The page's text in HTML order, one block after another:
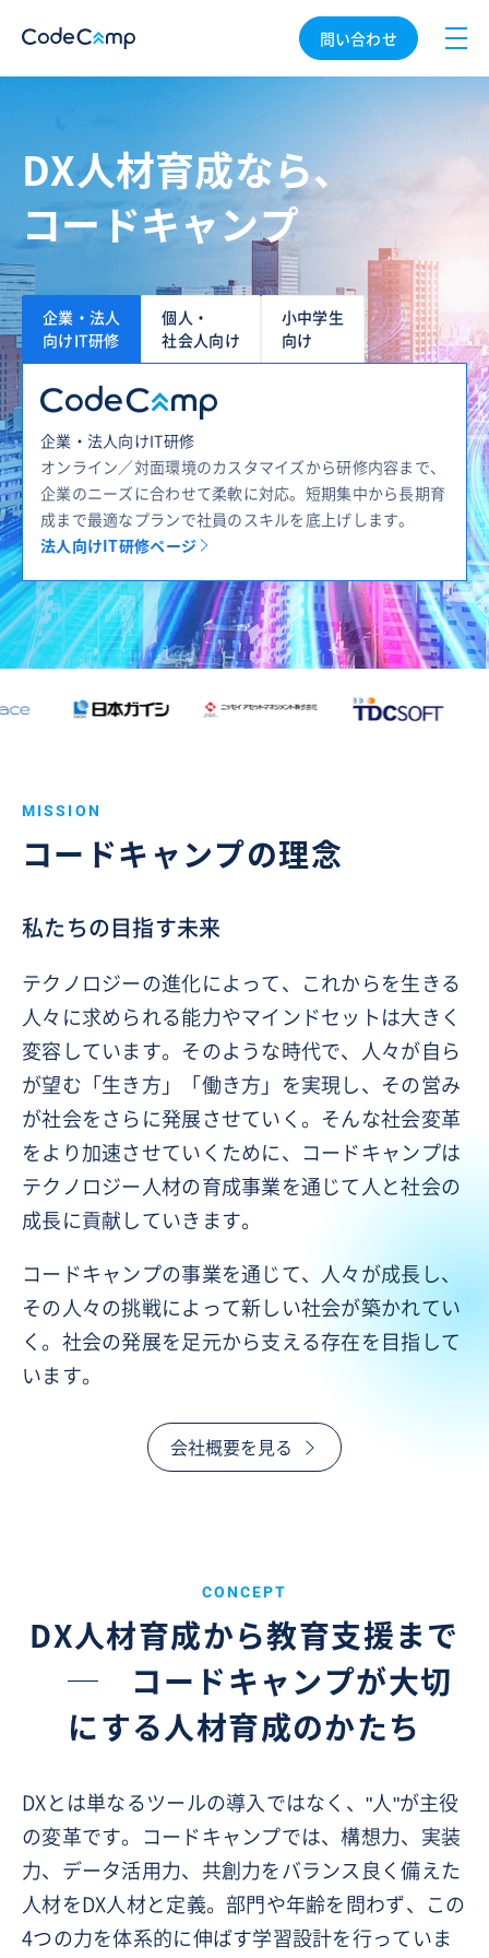
問い合わせ
DX人材育成なら、
コードキャンプ
企業・法人
向けIT研修
個人・
社会人向け
小中学生
向け
企業・法人向けIT研修
オンライン／対面環境のカスタマイズから研修内容まで、
企業のニーズに合わせて柔軟に対応。短期集中から長期育
成まで最適なプランで社員のスキルを底上げします。
法人向けIT研修ページ
MISSION
コードキャンプの理念
私たちの目指す未来
テクノロジーの進化によって、これからを生きる
人々に求められる能力やマインドセットは大きく
変容しています。そのような時代で、人々が自ら
が望む「生き方」「働き方」を実現し、その営み
が社会をさらに発展させていく。そんな社会変革
をより加速させていくために、コードキャンプは
テクノロジー人材の育成事業を通じて人と社会の
成長に貢献していきます。
コードキャンプの事業を通じて、人々が成長し、
その人々の挑戦によって新しい社会が築かれてい
く。社会の発展を足元から支える存在を目指して
います。
会社概要を見る
CONCEPT
DX人材育成から教育支援まで
─ コードキャンプが大切
にする人材育成のかたち
DXとは単なるツールの導入ではなく、"人"が主役
の変革です。コードキャンプでは、構想力、実装
力、データ活用力、共創力をバランス良く備えた
人材をDX人材と定義。部門や年齢を問わず、この
4つの力を体系的に伸ばす学習設計を行っていま